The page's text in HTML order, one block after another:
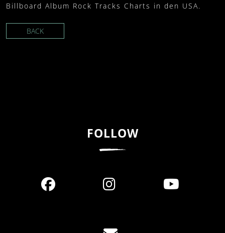
Billboard Album Rock Tracks Charts in den USA.
BACK
FOLLOW